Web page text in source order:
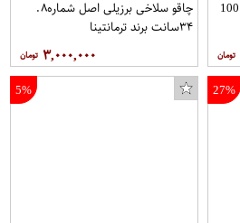
چسب رازی مدل Allplast حجم 100
چاقو سلاخی برزیلی اصل شماره۸.
۳۴سانت برند ترمانتینا
۳,۰۰۰,۰۰۰
27%
5%